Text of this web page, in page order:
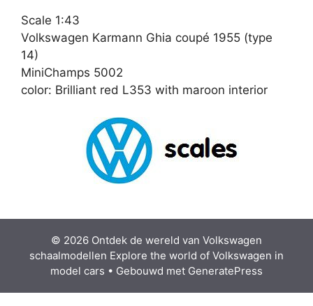
Scale 1:43
Volkswagen Karmann Ghia coupé 1955 (type
14)
MiniChamps 5002
color: Brilliant red L353 with maroon interior
© 2026 Ontdek de wereld van Volkswagen
schaalmodellen Explore the world of Volkswagen in
model cars • Gebouwd met GeneratePress